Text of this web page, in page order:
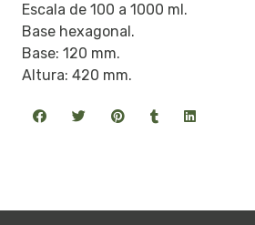
Escala de 100 a 1000 ml.
Base hexagonal.
Base: 120 mm.
Altura: 420 mm.